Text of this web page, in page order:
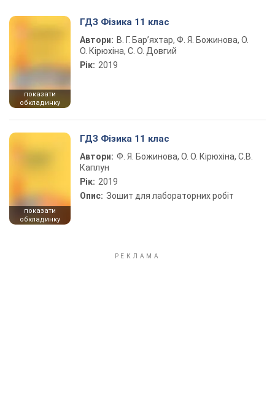
показати
обкладинку
ГДЗ Фізика 11 клас
Автори: В. Г. Бар’яхтар, Ф. Я. Божинова, О.
О. Кірюхіна, С. О. Довгий
Рік: 2019
показати
обкладинку
ГДЗ Фізика 11 клас
Автори: Ф. Я. Божинова, О. О. Кірюхіна, С.В.
Каплун
Рік: 2019
Опис: Зошит для лабораторних робіт